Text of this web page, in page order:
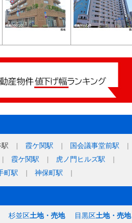
駅 霞ケ関駅
国会議事堂前駅
霞ケ関駅
虎ノ門ヒルズ駅
町駅 神保町駅
杉並区土地・売地 目黒区土地・売地